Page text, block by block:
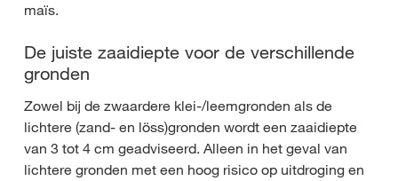
maïs.
De juiste zaaidiepte voor de verschillende
gronden
Zowel bij de zwaardere klei-/leemgronden als de
lichtere (zand- en löss)gronden wordt een zaaidiepte
van 3 tot 4 cm geadviseerd. Alleen in het geval van
lichtere gronden met een hoog risico op uitdroging en